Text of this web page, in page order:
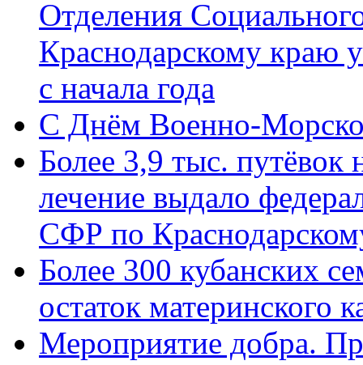
Отделения
Краснодарскому краю
с начала года
C Днём Военно-
Более 3,9 тыс. путёвок
лечение выдало
СФР по
Более 300 кубанских
остаток материнского
Мероприятие добра.